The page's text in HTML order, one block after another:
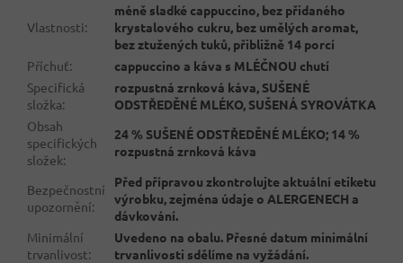
Vlastnosti:
méně sladké cappuccino, bez přidaného
krystalového cukru, bez umělých aromat,
bez ztužených tuků, přibližně 14 porcí
Příchuť:
cappuccino a káva s MLÉČNOU chutí
Specifická
složka:
rozpustná zrnková káva, SUŠENÉ
ODSTŘEDĚNÉ MLÉKO, SUŠENÁ SYROVÁTKA
Obsah
specifických
složek:
24 % SUŠENÉ ODSTŘEDĚNÉ MLÉKO; 14 %
rozpustná zrnková káva
Bezpečnostní
upozornění:
Před přípravou zkontrolujte aktuální etiketu
výrobku, zejména údaje o ALERGENECH a
dávkování.
Minimální
trvanlivost:
Uvedeno na obalu. Přesné datum minimální
trvanlivosti sdělíme na vyžádání.